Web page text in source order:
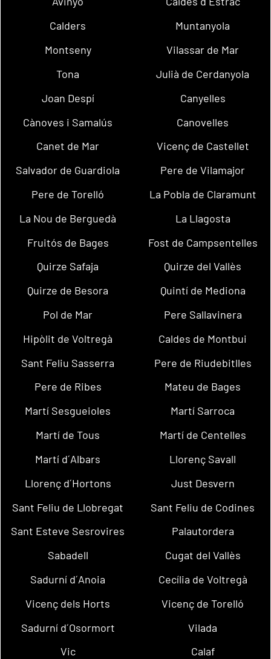
Calders
Muntanyola
Montseny
Vilassar de Mar
Tona
Julià de Cerdanyola
Joan Despí
Canyelles
Cànoves i Samalús
Canovelles
Canet de Mar
Vicenç de Castellet
Salvador de Guardiola
Pere de Vilamajor
Pere de Torelló
La Pobla de Claramunt
La Nou de Berguedà
La Llagosta
Fruitós de Bages
Fost de Campsentelles
Quirze Safaja
Quirze del Vallès
Quirze de Besora
Quintí de Mediona
Pol de Mar
Pere Sallavinera
Hipòlit de Voltregà
Caldes de Montbui
Sant Feliu Sasserra
Pere de Riudebitlles
Pere de Ribes
Mateu de Bages
Martí Sesgueioles
Martí Sarroca
Martí de Tous
Martí de Centelles
Martí d´Albars
Llorenç Savall
Llorenç d´Hortons
Just Desvern
Sant Feliu de Llobregat
Sant Feliu de Codines
Sant Esteve Sesrovires
Palautordera
Sabadell
Cugat del Vallès
Sadurní d´Anoia
Cecília de Voltregà
Vicenç dels Horts
Vicenç de Torelló
Sadurní d´Osormort
Vilada
Vic
Calaf